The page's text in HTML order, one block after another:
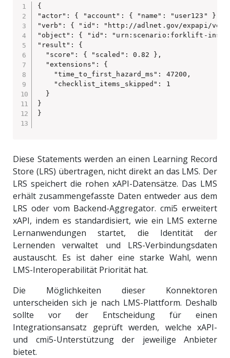
{
"actor": { "account": { "name": "user123" } },
"verb": { "id": "http://adlnet.gov/expapi/
"object": { "id": "urn:scenario:forklift-
"result": {
"score": { "scaled": 0.82 },
"extensions": {
"time_to_first_hazard_ms": 47200,
"checklist_items_skipped": 1
}
}
}
Diese Statements werden an einen Learning Record
Store (LRS) übertragen, nicht direkt an das LMS. Der
LRS speichert die rohen xAPI-Datensätze. Das LMS
erhält zusammengefasste Daten entweder aus dem
LRS oder vom Backend-Aggregator. cmi5 erweitert
xAPI, indem es standardisiert, wie ein LMS externe
Lernanwendungen startet, die Identität der
Lernenden verwaltet und LRS-Verbindungsdaten
austauscht. Es ist daher eine starke Wahl, wenn
LMS-Interoperabilität Priorität hat.
Die Möglichkeiten dieser Konnektoren
unterscheiden sich je nach LMS-Plattform. Deshalb
sollte vor der Entscheidung für einen
Integrationsansatz geprüft werden, welche xAPI-
und cmi5-Unterstützung der jeweilige Anbieter
bietet.